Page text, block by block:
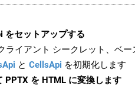
をセットアップする
ライアント シークレット、ベー
と CellsApi を初期化します
PPTX を HTML に変換します